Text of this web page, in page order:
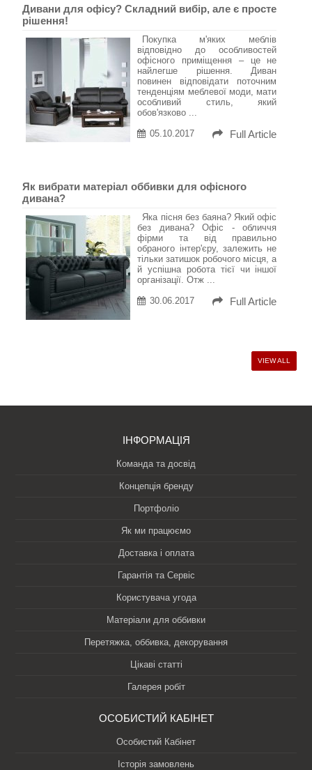
Дивани для офісу? Складний вибір, але є просте
рішення!
Покупка м'яких меблів
відповідно до особливостей
офісного приміщення – це не
найлегше рішення. Диван
повинен відповідати поточним
тенденціям меблевої моди, мати
особливий стиль, який
обов'язково ...
05.10.2017
Full Article
Як вибрати матеріал оббивки для офісного
дивана?
Яка пісня без баяна? Який офіс
без дивана? Офіс - обличчя
фірми та від правильно
обраного інтер'єру, залежить не
тільки затишок робочого місця, а
й успішна робота тієї чи іншої
організації. Отж ...
30.06.2017
Full Article
VIEW ALL
ІНФОРМАЦІЯ
Команда та досвід
Концепція бренду
Портфоліо
Як ми працюємо
Доставка і оплата
Гарантія та Сервіс
Користувача угода
Матеріали для оббивки
Перетяжка, оббивка, декорування
Цікаві статті
Галерея робіт
ОСОБИСТИЙ КАБІНЕТ
Особистий Кабінет
Історія замовлень